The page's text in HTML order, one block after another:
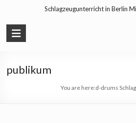
Schlagzeugunterricht in Berlin
publikum
You are here:d-drums